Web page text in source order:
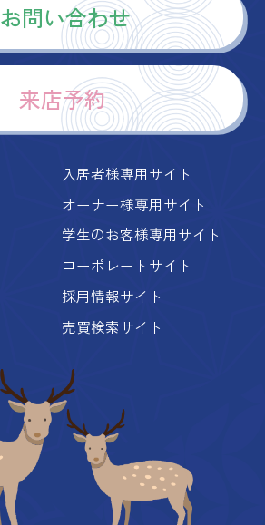
お問い合わせ
来店予約
入居者様専用サイト
オーナー様専用サイト
学生のお客様専用サイト
コーポレートサイト
採用情報サイト
売買検索サイト